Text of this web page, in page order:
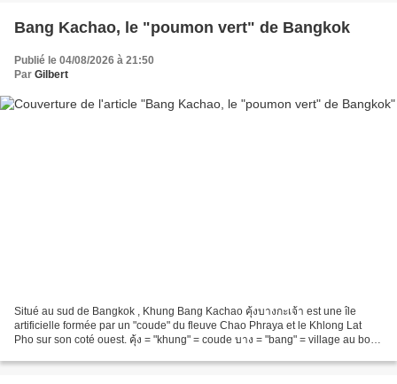
Bang Kachao, le "poumon vert" de Bangkok
Publié le 04/08/2026 à 21:50
Par Gilbert
Situé au sud de Bangkok , Khung Bang Kachao คุ้งบางกะเจ้า est une île
artificielle formée par un "coude" du fleuve Chao Phraya et le Khlong Lat
Pho sur son coté ouest. คุ้ง = "khung" = coude บาง = "bang" = village au bord